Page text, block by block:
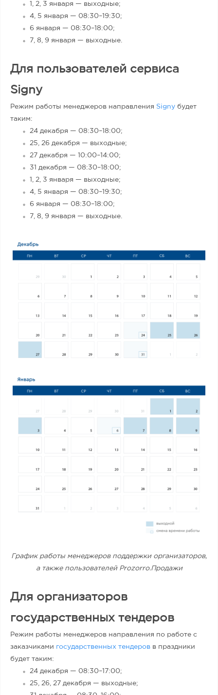
1, 2, 3 января — выходные;
4, 5 января — 08:30–19:30;
6 января — 08:30–18:00;
7, 8, 9 января — выходные.
Для пользователей сервиса
Signy
Режим работы менеджеров направления Signy будет
таким:
24 декабря — 08:30–18:00;
25, 26 декабря — выходные;
27 декабря — 10:00–14:00;
31 декабря — 08:30–18:00;
1, 2, 3 января — выходные;
4, 5 января — 08:30–19:30;
6 января — 08:30–18:00;
7, 8, 9 января — выходные.
График работы менеджеров поддержки организаторов,
а также пользователей Prozorro.Продажи
Для организаторов
государственных тендеров
Режим работы менеджеров направления по работе с
заказчиками государственных тендеров в праздники
будет таким:
24 декабря — 08:30–17:00;
25, 26, 27 декабря — выходные;